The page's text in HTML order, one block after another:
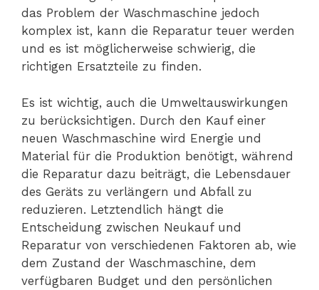
das Problem der Waschmaschine jedoch
komplex ist, kann die Reparatur teuer werden
und es ist möglicherweise schwierig, die
richtigen Ersatzteile zu finden.
Es ist wichtig, auch die Umweltauswirkungen
zu berücksichtigen. Durch den Kauf einer
neuen Waschmaschine wird Energie und
Material für die Produktion benötigt, während
die Reparatur dazu beiträgt, die Lebensdauer
des Geräts zu verlängern und Abfall zu
reduzieren. Letztendlich hängt die
Entscheidung zwischen Neukauf und
Reparatur von verschiedenen Faktoren ab, wie
dem Zustand der Waschmaschine, dem
verfügbaren Budget und den persönlichen